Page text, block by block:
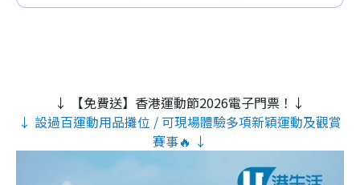
↓ 【免費送】香港運動節2026電子門票！↓
↓ 設過百運動用品攤位 / 可現場體驗多項新穎運動及觀賞
賽事🔥 ↓